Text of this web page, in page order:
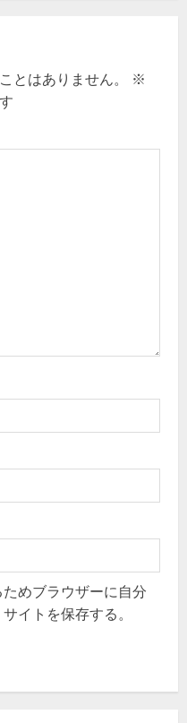
とはありません。
※
めブラウザーに自分
イトを保存する。